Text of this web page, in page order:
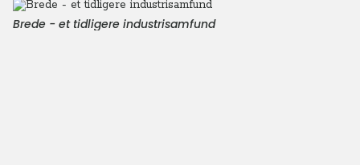
Brede - et tidligere industrisamfund